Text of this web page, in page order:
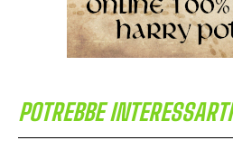
POTREBBE INTERESSARTI